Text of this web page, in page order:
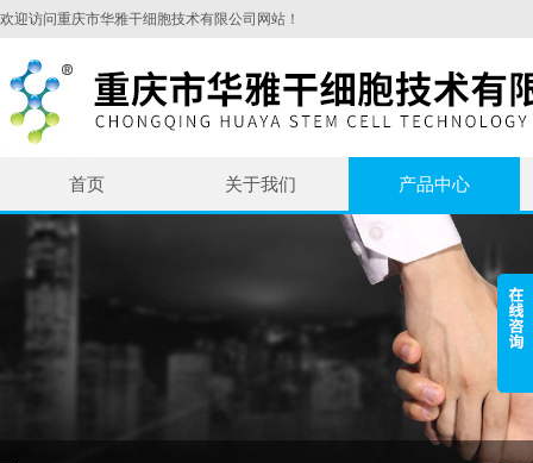
欢迎访问重庆市华雅干细胞技术有限公司网站！
首页 关于我们 产品中心